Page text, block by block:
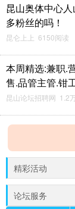
昆山奥体中心
多粉丝的吗！
昆仑上上 6150阅读
本周精选:兼职.
售.品管主管.钳
昆山论坛招聘网 1.2
精彩活动
论坛服务